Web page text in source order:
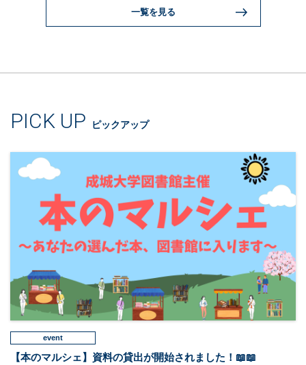
一覧を見る
PICK UP ピックアップ
event
【本のマルシェ】資料の貸出が開始されました！📖📖